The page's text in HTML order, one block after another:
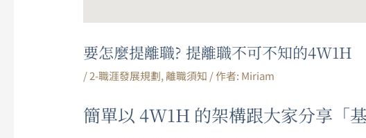
要怎麼提離職? 提離職不可不知的4W1H
/2-職涯發展規劃,離職須知 / 作者: Miriam
簡單以 4W1H 的架構跟大家分享「